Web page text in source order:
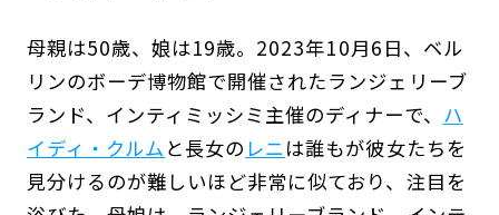
母親は50歳、娘は19歳。2023年10月6日、ベル
リンのボーデ博物館で開催されたランジェリーブ
ランド、インティミッシミ主催のディナーで、 ハ
イディ・クルム と長女の レニ は誰もが彼女たちを
見分けるのが難しいほど非常に似ており、注目を